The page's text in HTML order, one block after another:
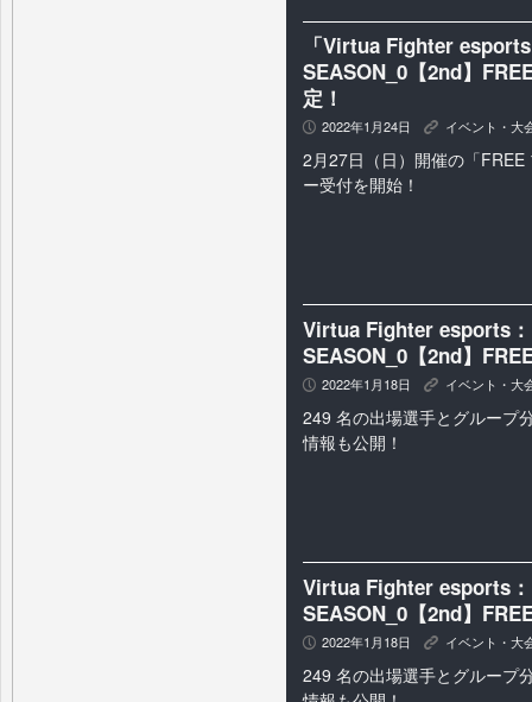
「Virtua Fighter
SEASON_0【2nd】
定！
P 2022年1月24日 K イベント・大
2月27日（日）開催の「
ー受付を開始！
Virtua Fighter esports：
SEASON_0【2nd】
P 2022年1月18日 K イベント・大
249 名の出場選手とグループ
情報も公開！
Virtua Fighter esports：
SEASON_0【2nd】
P 2022年1月18日 K イベント・大
249 名の出場選手とグループ